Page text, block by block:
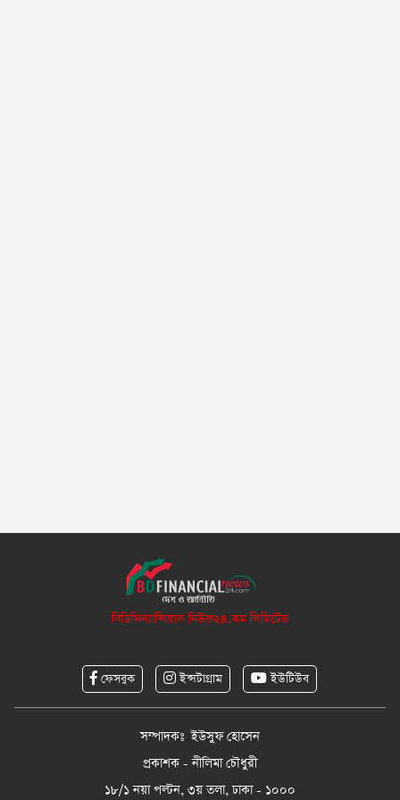
বিডিফিন্যান্সিয়াল নিউজ২৪.কম লিমিটেড
ফেসবুক ইন্সটাগ্রাম ইউটিউব
সম্পাদকঃ ইউসুফ হোসেন
প্রকাশক - নীলিমা চৌধুরী
১৮/১ নয়া পল্টন, ৩য় তলা, ঢাকা - ১০০০